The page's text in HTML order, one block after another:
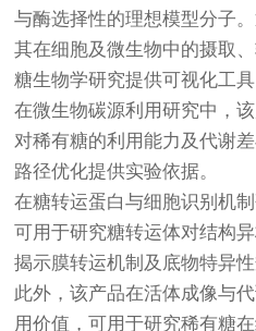
与酶选择性的理想模型分子
其在细胞及微生物中的摄取
糖生物学研究提供可视化工具
在微生物碳源利用研究中，
对稀有糖的利用能力及代谢
路径优化提供实验依据。
在糖转运蛋白与细胞识别机
可用于研究糖转运体对结构
揭示膜转运机制及底物特异性
此外，该产品在活体成像与
用价值，可用于研究稀有糖